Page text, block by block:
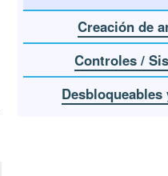
Creación de
Controles /